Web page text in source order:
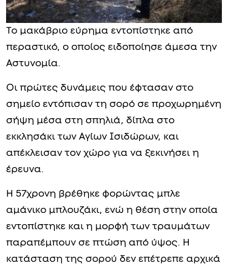
Το μακάβριο εύρημα εντοπίστηκε από
περαστικό, ο οποίος ειδοποίησε άμεσα την
Αστυνομία.
Οι πρώτες δυνάμεις που έφτασαν στο
σημείο εντόπισαν τη σορό σε προχωρημένη
σήψη μέσα στη σπηλιά, δίπλα στο
εκκλησάκι των Αγίων Ισιδώρων, και
απέκλεισαν τον χώρο για να ξεκινήσει η
έρευνα.
Η 57χρονη βρέθηκε φορώντας μπλε
αμάνικο μπλουζάκι, ενώ η θέση στην οποία
εντοπίστηκε και η μορφή των τραυμάτων
παραπέμπουν σε πτώση από ύψος. Η
κατάσταση της σορού δεν επέτρεπε αρχικά